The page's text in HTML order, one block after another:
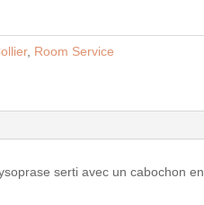
, Room Service
serti avec un cabochon en